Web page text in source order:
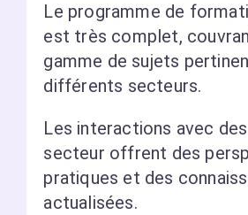
Le programme de
est très complet,
gamme de sujets
différents secteurs.
Les interactions avec
secteur offrent des
pratiques et des
actualisées.